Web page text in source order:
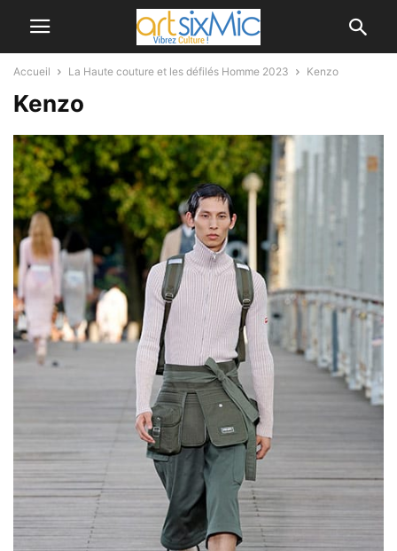
Accueil La Haute couture et les défilés Homme 2023 Kenzo
Kenzo